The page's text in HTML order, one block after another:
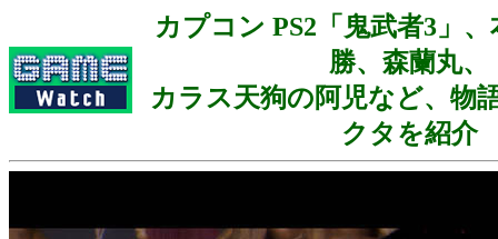
カプコン PS2「鬼武者3」
勝、森蘭丸、
カラス天狗の阿児など、物
クタを紹介